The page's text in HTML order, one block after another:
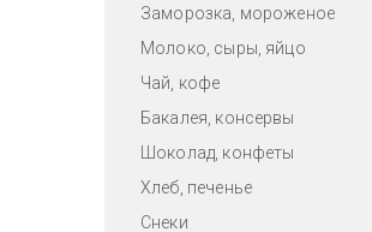
Заморозка, мороженое
Молоко, сыры, яйцо
Чай, кофе
Бакалея, консервы
Шоколад, конфеты
Хлеб, печенье
Снеки